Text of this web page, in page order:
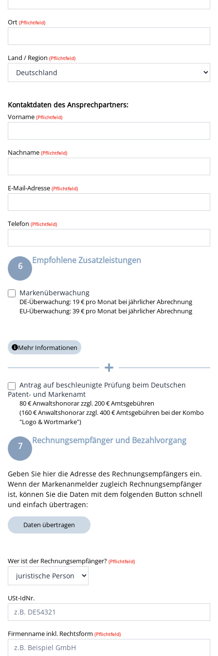
Ort (Pflichtfeld)
Land / Region (Pflichtfeld)
Kontaktdaten des Ansprechpartners:
Vorname (Pflichtfeld)
Nachname (Pflichtfeld)
E-Mail-Adresse (Pflichtfeld)
Telefon (Pflichtfeld)
6
Empfohlene Zusatzleistungen
Markenüberwachung
DE-Überwachung: 19 € pro Monat bei jährlicher Abrechnung
EU-Überwachung: 39 € pro Monat bei jährlicher Abrechnung
in Ihrer Verantwortung, dass Ihre Marke stark und
unverwechselbar bleibt. Ihre Marke steht neu angemeldeten
Marken als ranghöheres älteres Recht entgegen. Da die
Markenämter Sie nicht über identische oder ähnliche jüngere
Markenanmeldungen informieren, bieten wir Ihnen dies an.
Unsere Markenüberwachung umfasst eine fortlaufende
Recherche nach verwechselungsfähigen jüngeren Marken
und Markenanmeldungen. Wir werten die Ergebnisse für Sie
aus und berichten an Sie mit unseren Hinweisen zum
frühzeitig einer Verwässerung Ihrer Marke vorbeugen und
aufwendigen späteren Streitfällen entgegenwirken.
Mehr Informationen
Antrag auf beschleunigte Prüfung beim Deutschen
Patent- und Markenamt
80 € Anwaltshonorar zzgl. 200 € Amtsgebühren
(160 € Anwaltshonorar zzgl. 400 € Amtsgebühren bei der Kombo
"Logo & Wortmarke")
7
Rechnungsempfänger und Bezahlvorgang
Geben Sie hier die Adresse des Rechnungsempfängers ein.
Wenn der Markenanmelder zugleich Rechnungsempfänger
ist, können Sie die Daten mit dem folgenden Button schnell
und einfach übertragen:
Daten übertragen
Wer ist der Rechnungsempfänger? (Pflichtfeld)
USt-IdNr.
Firmenname inkl. Rechtsform (Pflichtfeld)